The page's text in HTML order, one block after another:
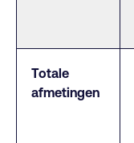
Totale
afmetingen